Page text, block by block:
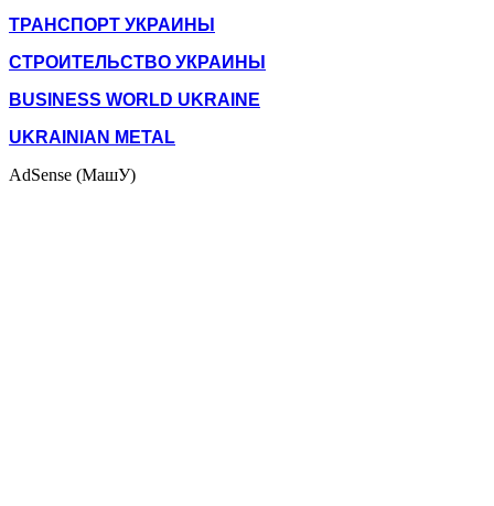
ТРАНСПОРТ УКРАИНЫ
СТРОИТЕЛЬСТВО УКРАИНЫ
BUSINESS WORLD UKRAINE
UKRAINIAN METAL
AdSense (МашУ)